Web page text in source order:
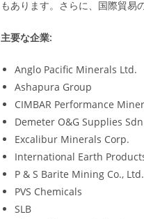
もあります。さらに、国際貿易
主要な企業:
Anglo Pacific Minerals Ltd.
Ashapura Group
CIMBAR Performance
Demeter O&G Supplies
Excalibur Minerals Corp.
International Earth
P & S Barite Mining Co., Ltd.
PVS Chemicals
SLB